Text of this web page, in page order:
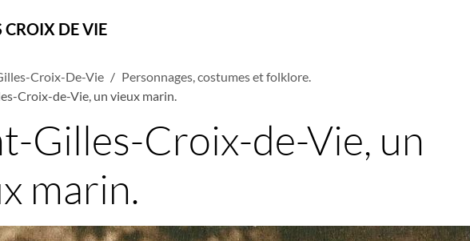
CROIX DE VIE
Croix-De-Vie
Personnages, costumes et folklore.
Croix-de-Vie, un vieux marin.
Gilles-Croix-de-Vie, un
marin.